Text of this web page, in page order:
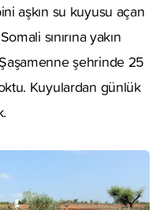
aşkın su kuyusu açan
sınırına yakın
şehrinde 25
Kuyulardan günlük